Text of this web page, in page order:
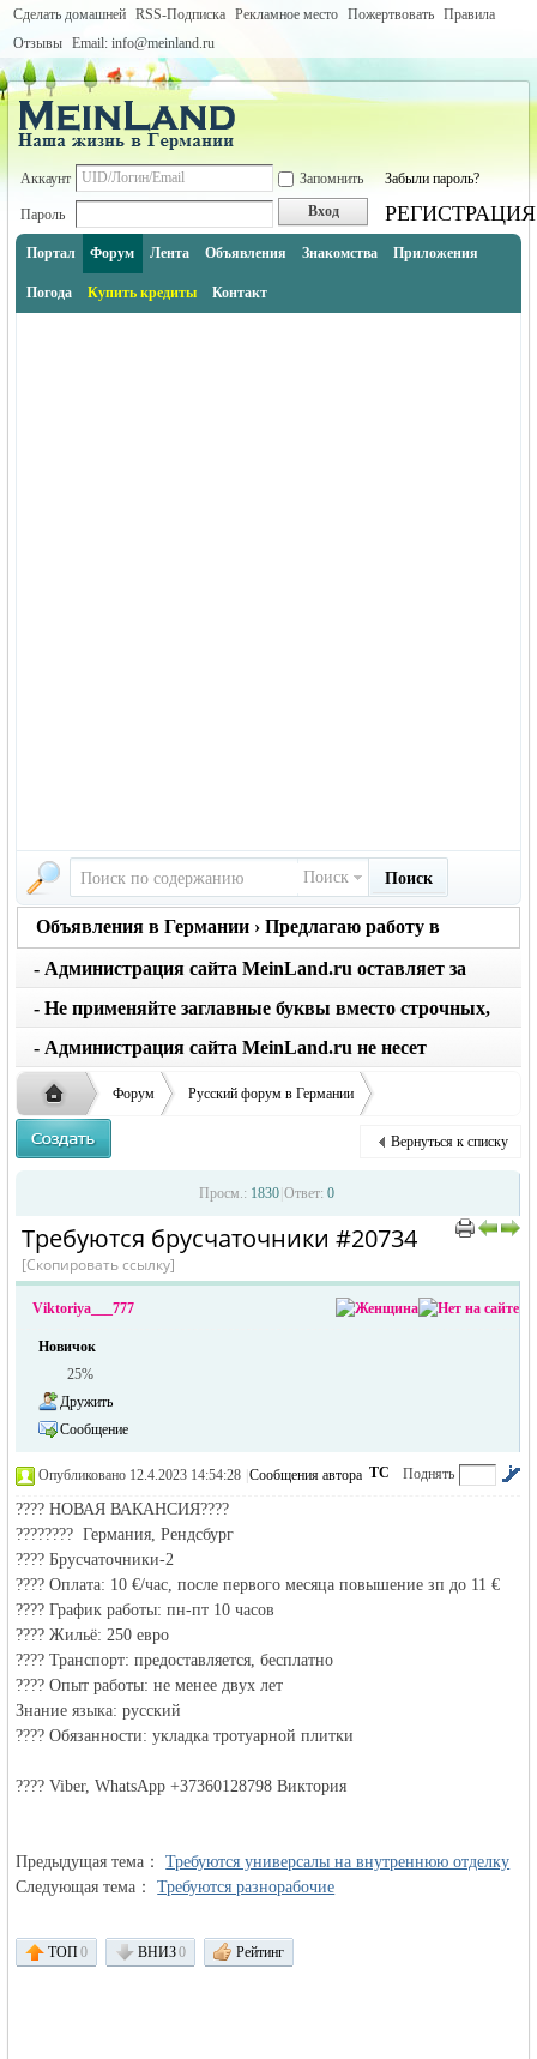
Сделать домашней RSS-Подписка Рекламное место Пожертвовать Правила
Отзывы Email: info@meinland.ru
Аккаунт Запомнить Забыли пароль?
Пароль Вход РЕГИСТРАЦИЯ
Портал Форум Лента Объявления Знакомства Приложения
Погода Купить кредиты Контакт
Поиск Поиск
Объявления в Германии › Предлагаю работу в
Германии
- Администрация сайта MeinLand.ru оставляет за
собой право редактировать объявление, не искажая
его смысл
- Не применяйте заглавные буквы вместо строчных,
последует удаление объявления
- Администрация сайта MeinLand.ru не несет
ответственности за содержание размещенных
объявлений
жизнь и
объявления в
Форум Русский форум в Германии
Объявления в Германии
›
Предлагаю работу в Германии
›
Вернуться к списку
Просм.: 1830 Ответ: 0
Требуются брусчаточники #20734
[Скопировать ссылку]
Viktoriya___777
Новичок
25%
Дружить
Сообщение
Поднять
ТС
Опубликовано 12.4.2023 14:54:28 Сообщения автора
???? НОВАЯ ВАКАНСИЯ????
???????? Германия, Рендсбург
???? Брусчаточники-2
???? Оплата: 10 €/час, после первого месяца повышение зп до 11 €
???? График работы: пн-пт 10 часов
???? Жильё: 250 евро
???? Транспорт: предоставляется, бесплатно
???? Опыт работы: не менее двух лет
Знание языка: русский
???? Обязанности: укладка тротуарной плитки
???? Viber, WhatsApp +37360128798 Виктория
Предыдущая тема：Требуются универсалы на внутреннюю отделку
Следующая тема：Требуются разнорабочие
ТОП0 ВНИЗ0 Рейтинг